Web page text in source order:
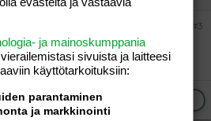
#3
äippä Kainuusta, missäpäin
ja mainoskumppania
sivuista ja laitteesi
käyttötarkoituksiin:
parantaminen
ja markkinointi